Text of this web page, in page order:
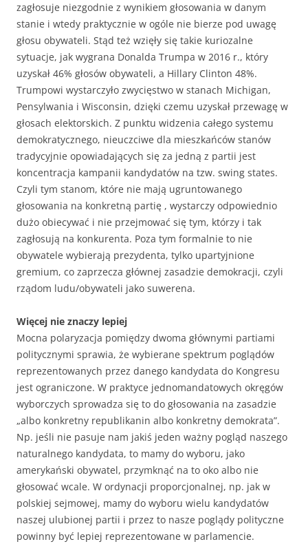
zagłosuje niezgodnie z wynikiem głosowania w danym
stanie i wtedy praktycznie w ogóle nie bierze pod uwagę
głosu obywateli. Stąd też wzięły się takie kuriozalne
sytuacje, jak wygrana Donalda Trumpa w 2016 r., który
uzyskał 46% głosów obywateli, a Hillary Clinton 48%.
Trumpowi wystarczyło zwycięstwo w stanach Michigan,
Pensylwania i Wisconsin, dzięki czemu uzyskał przewagę w
głosach elektorskich. Z punktu widzenia całego systemu
demokratycznego, nieuczciwe dla mieszkańców stanów
tradycyjnie opowiadających się za jedną z partii jest
koncentracja kampanii kandydatów na tzw. swing states.
Czyli tym stanom, które nie mają ugruntowanego
głosowania na konkretną partię , wystarczy odpowiednio
dużo obiecywać i nie przejmować się tym, którzy i tak
zagłosują na konkurenta. Poza tym formalnie to nie
obywatele wybierają prezydenta, tylko upartyjnione
gremium, co zaprzecza głównej zasadzie demokracji, czyli
rządom ludu/obywateli jako suwerena.
Więcej nie znaczy lepiej
Mocna polaryzacja pomiędzy dwoma głównymi partiami
politycznymi sprawia, że wybierane spektrum poglądów
reprezentowanych przez danego kandydata do Kongresu
jest ograniczone. W praktyce jednomandatowych okręgów
wyborczych sprowadza się to do głosowania na zasadzie
„albo konkretny republikanin albo konkretny demokrata”.
Np. jeśli nie pasuje nam jakiś jeden ważny pogląd naszego
naturalnego kandydata, to mamy do wyboru, jako
amerykański obywatel, przymknąć na to oko albo nie
głosować wcale. W ordynacji proporcjonalnej, np. jak w
polskiej sejmowej, mamy do wyboru wielu kandydatów
naszej ulubionej partii i przez to nasze poglądy polityczne
powinny być lepiej reprezentowane w parlamencie.